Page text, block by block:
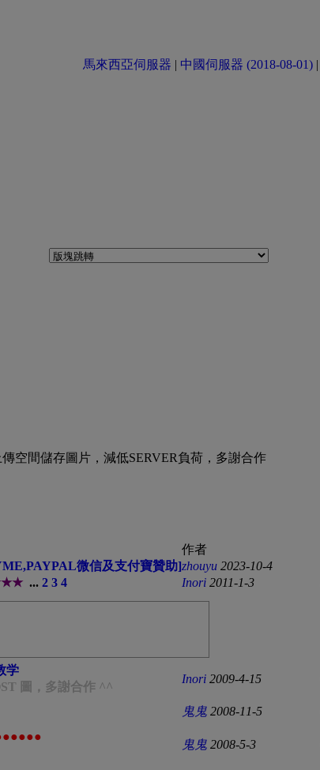
馬來西亞伺服器 | 中國伺服器 (2018-08-01) |
空間儲存圖片，減低SERVER負荷，多謝合作
作者
微信及支付寶贊助]zhouyu 2023-10-4
... 2 3 4 Inori 2011-1-3
学
圖，多謝合作 ^^
Inori 2009-4-15
鬼鬼 2008-11-5
鬼鬼 2008-5-3